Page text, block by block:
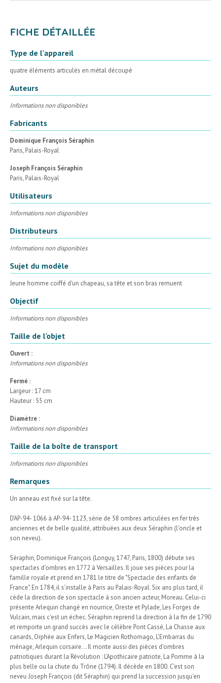
FICHE DÉTAILLÉE
Type de l'appareil
quatre éléments articulés en métal découpé
Auteurs
Informations non disponibles
Fabricants
Dominique François Séraphin
Paris, Palais-Royal
Joseph François Séraphin
Paris, Palais-Royal
Utilisateurs
Informations non disponibles
Distributeurs
Informations non disponibles
Sujet du modèle
Jeune homme coiffé d'un chapeau, sa tête et son bras remuent
Objectif
Informations non disponibles
Taille de l'objet
Ouvert :
Informations non disponibles
Fermé :
Largeur : 17 cm
Hauteur : 55 cm
Diamètre :
Informations non disponibles
Taille de la boîte de transport
Informations non disponibles
Remarques
Un anneau est fixé sur la tête.
D'AP-94- 1066 à AP-94- 1123, série de 58 ombres articulées en fer très
anciennes et de belle qualité, attribuées aux deux Séraphin (l'oncle et
son neveu).
Séraphin, Dominique François (Longuy, 1747, Paris, 1800) débute ses
spectacles d'ombres en 1772 à Versailles. Il joue ses pièces pour la
famille royale et prend en 1781 le titre de "Spectacle des enfants de
France". En 1784, il s'installe à Paris au Palais-Royal. Six ans plus tard, il
cède la direction de son spectacle à son ancien acteur, Moreau. Celui-ci
présente Arlequin changé en nourrice, Oreste et Pylade, Les Forges de
Vulcain, mais c'est un échec. Séraphin reprend la direction à la fin de 1790
et remporte un grand succès avec le célèbre Pont Cassé, La Chasse aux
canards, Orphée aux Enfers, Le Magicien Rothomago, L'Embarras du
ménage, Arlequin corsaire... Il monte aussi des pièces d'ombres
patriotiques durant la Révolution : L'Apothicaire patriote, La Pomme à la
plus belle ou la chute du Trône (1794). Il décède en 1800. C'est son
neveu Joseph François (dit Séraphin) qui prend la succession jusqu'en